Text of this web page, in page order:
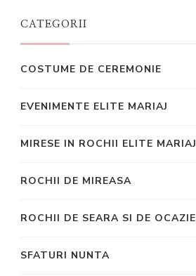
CATEGORII
COSTUME DE CEREMONIE
EVENIMENTE ELITE MARIAJ
MIRESE IN ROCHII ELITE MARIAJ
ROCHII DE MIREASA
ROCHII DE SEARA SI DE OCAZIE
SFATURI NUNTA